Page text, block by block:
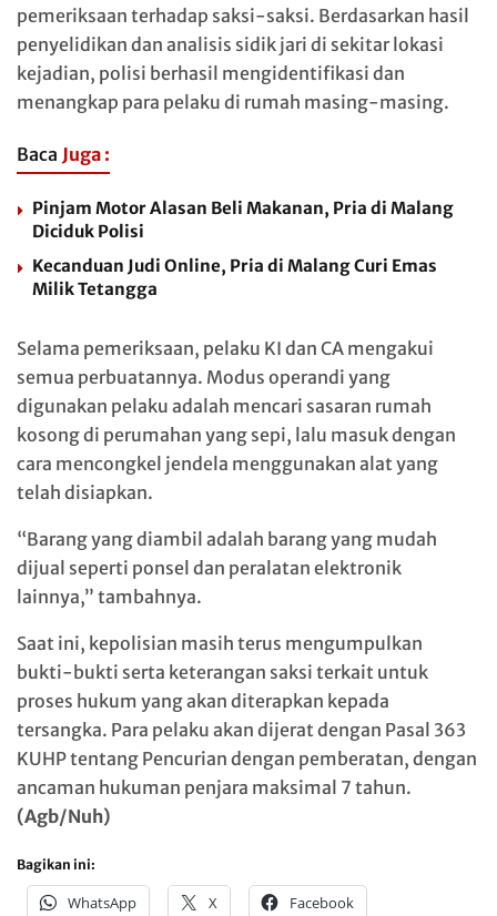
pemeriksaan terhadap saksi-saksi. Berdasarkan hasil
penyelidikan dan analisis sidik jari di sekitar lokasi
kejadian, polisi berhasil mengidentifikasi dan
menangkap para pelaku di rumah masing-masing.
Baca Juga :
Pinjam Motor Alasan Beli Makanan, Pria di Malang
Diciduk Polisi
Kecanduan Judi Online, Pria di Malang Curi Emas
Milik Tetangga
Selama pemeriksaan, pelaku KI dan CA mengakui
semua perbuatannya. Modus operandi yang
digunakan pelaku adalah mencari sasaran rumah
kosong di perumahan yang sepi, lalu masuk dengan
cara mencongkel jendela menggunakan alat yang
telah disiapkan.
“Barang yang diambil adalah barang yang mudah
dijual seperti ponsel dan peralatan elektronik
lainnya,” tambahnya.
Saat ini, kepolisian masih terus mengumpulkan
bukti-bukti serta keterangan saksi terkait untuk
proses hukum yang akan diterapkan kepada
tersangka. Para pelaku akan dijerat dengan Pasal 363
KUHP tentang Pencurian dengan pemberatan, dengan
ancaman hukuman penjara maksimal 7 tahun.
(Agb/Nuh)
Bagikan ini:
WhatsApp X Facebook